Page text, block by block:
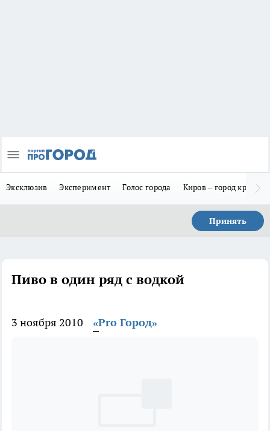
Эксклюзив Эксперимент Голос города Киров – город
Принять
Пиво в один ряд с водкой
3 ноября 2010 «Pro Город»